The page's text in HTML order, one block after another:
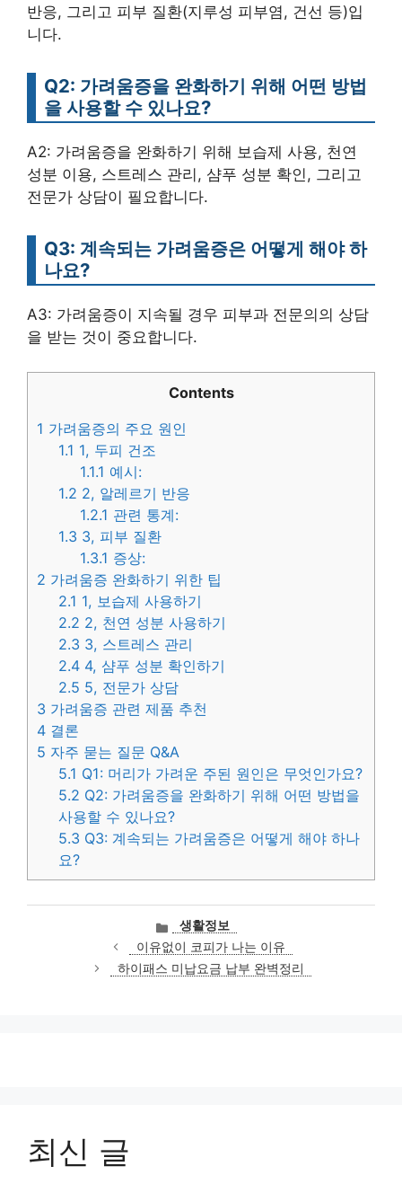
반응, 그리고 피부 질환(지루성 피부염, 건선 등)입
니다.
Q2: 가려움증을 완화하기 위해 어떤 방법
을 사용할 수 있나요?
A2: 가려움증을 완화하기 위해 보습제 사용, 천연
성분 이용, 스트레스 관리, 샴푸 성분 확인, 그리고
전문가 상담이 필요합니다.
Q3: 계속되는 가려움증은 어떻게 해야 하
나요?
A3: 가려움증이 지속될 경우 피부과 전문의의 상담
을 받는 것이 중요합니다.
Contents
1 가려움증의 주요 원인
1.1 1, 두피 건조
1.1.1 예시:
1.2 2, 알레르기 반응
1.2.1 관련 통계:
1.3 3, 피부 질환
1.3.1 증상:
2 가려움증 완화하기 위한 팁
2.1 1, 보습제 사용하기
2.2 2, 천연 성분 사용하기
2.3 3, 스트레스 관리
2.4 4, 샴푸 성분 확인하기
2.5 5, 전문가 상담
3 가려움증 관련 제품 추천
4 결론
5 자주 묻는 질문 Q&A
5.1 Q1: 머리가 가려운 주된 원인은 무엇인가요?
5.2 Q2: 가려움증을 완화하기 위해 어떤 방법을
사용할 수 있나요?
5.3 Q3: 계속되는 가려움증은 어떻게 해야 하나
요?
카
테
고
리
생활정보
이유없이 코피가 나는 이유
하이패스 미납요금 납부 완벽정리
최신 글